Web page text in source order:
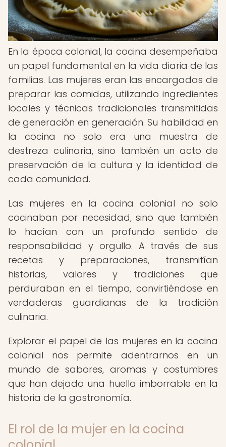
En la época colonial, la cocina desempeñaba
un papel fundamental en la vida diaria de las
familias. Las mujeres eran las encargadas de
preparar las comidas, utilizando ingredientes
locales y técnicas tradicionales transmitidas
de generación en generación. Su habilidad en
la cocina no solo era una muestra de
destreza culinaria, sino también un acto de
preservación de la cultura y la identidad de
cada comunidad.
Las mujeres en la cocina colonial no solo
cocinaban por necesidad, sino que también
lo hacían con un profundo sentido de
responsabilidad y orgullo. A través de sus
recetas y preparaciones, transmitían
historias, valores y tradiciones que
perduraban en el tiempo, convirtiéndose en
verdaderas guardianas de la tradición
culinaria.
Explorar el papel de las mujeres en la cocina
colonial nos permite adentrarnos en un
mundo de sabores, aromas y costumbres
que han dejado una huella imborrable en la
historia de la gastronomía.
El rol de la mujer en la cocina